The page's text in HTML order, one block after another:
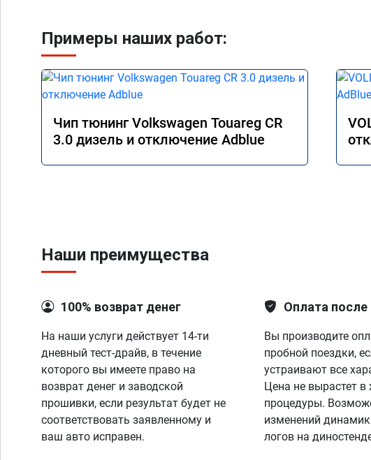
Примеры наших работ:
Чип тюнинг Volkswagen Touareg CR
3.0 дизель и отключение Adblue
Наши преимущества
100% возврат денег
На наши услуги действует 14-ти
дневный тест-драйв, в течение
которого вы имеете право на
возврат денег и заводской
прошивки, если результат будет не
соответствовать заявленному и
ваш авто исправен.
Оплата после
Вы производите
пробной поездки,
устраивают все
Цена не вырастет в
процедуры.
изменений
логов на